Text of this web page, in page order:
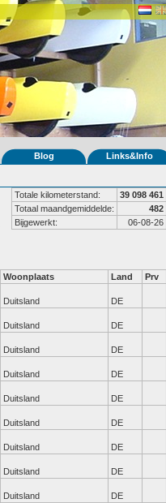
Blog Links&Info
Totale kilometerstand:
39 098 461
Totaal maandgemiddelde:
482
Bijgewerkt:
06-08-26
Woonplaats Land Prv
Duitsland DE
Duitsland DE
Duitsland DE
Duitsland DE
Duitsland DE
Duitsland DE
Duitsland DE
Duitsland DE
Duitsland DE